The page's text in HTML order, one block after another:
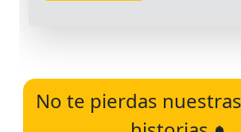
No te pierdas